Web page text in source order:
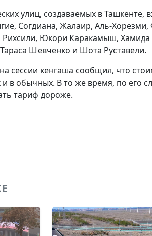
улиц, создаваемых в Ташкенте,
Согдиана, Жалаир, Аль-Хорезми,
Рихсили, Юкори Каракамыш,
Шевченко и Шота Руставели.
сессии кенгаша сообщил, что
и в обычных. В то же время, по его
тариф дороже.